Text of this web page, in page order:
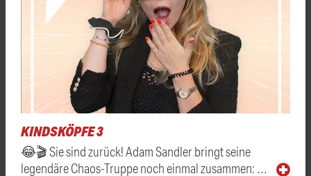
KINDSKÖPFE 3
😂🎬 Sie sind zurück! Adam Sandler bringt seine
legendäre Chaos-Truppe noch einmal zusammen: …